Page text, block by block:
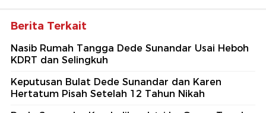
Berita Terkait
Nasib Rumah Tangga Dede Sunandar Usai Heboh
KDRT dan Selingkuh
Keputusan Bulat Dede Sunandar dan Karen
Hertatum Pisah Setelah 12 Tahun Nikah